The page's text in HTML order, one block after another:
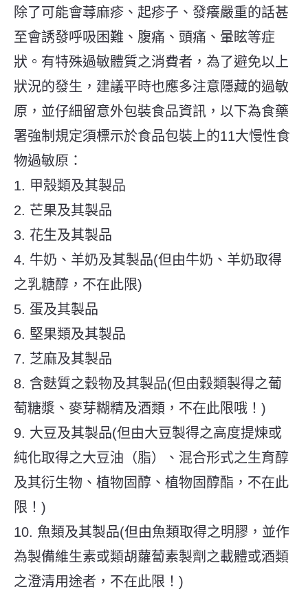
除了可能會蕁麻疹、起疹子、發癢嚴重的話甚
至會誘發呼吸困難、腹痛、頭痛、暈眩等症
狀。有特殊過敏體質之消費者，為了避免以上
狀況的發生，建議平時也應多注意隱藏的過敏
原，並仔細留意外包裝食品資訊，以下為食藥
署強制規定須標示於食品包裝上的11大慢性食
物過敏原：
1. 甲殼類及其製品
2. 芒果及其製品
3. 花生及其製品
4. 牛奶 、羊奶及其製品(但由牛奶、羊奶取得
之乳糖醇，不在此限)
5. 蛋及其製品
6. 堅果類及其製品
7. 芝麻及其製品
8. 含麩質之穀物及其製品(但由穀類製得之葡
萄糖漿、麥芽糊精及酒類，不在此限哦！)
9. 大豆及其製品(但由大豆製得之高度提煉或
純化取得之大豆油（脂）、混合形式之生育醇
及其衍生物、植物固醇、植物固醇酯，不在此
限！)
10. 魚類及其製品(但由魚類取得之明膠，並作
為製備維生素或類胡蘿蔔素製劑之載體或酒類
之澄清用途者，不在此限！)